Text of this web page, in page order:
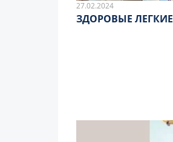
27.02.2024
ЗДОРОВЫЕ ЛЕГКИЕ